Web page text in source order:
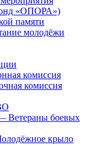
«ОПОРА»)
памяти
молодёжи
комиссия
комиссия
боевых
крыло